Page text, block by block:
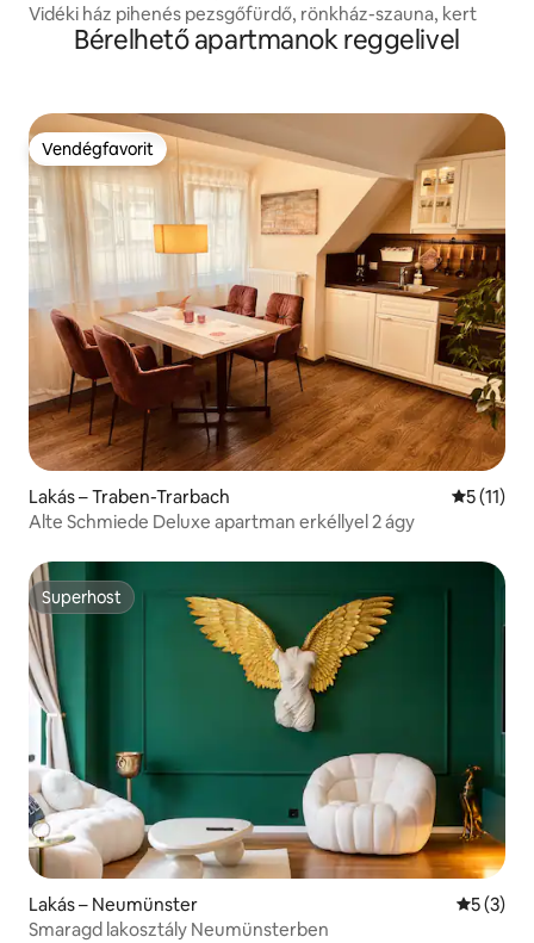
Vidéki ház pihenés pezsgőfürdő, rönkház-szauna, kert
Bérelhető apartmanok reggelivel
Vendégfavorit
Vendégfavorit
Lakás – Traben-Trarbach Átlagos
5 (11)
Alte Schmiede Deluxe apartman erkéllyel 2 ágy
Superhost
Superhost
Lakás – Neumünster Átlagos
5 (3)
Smaragd lakosztály Neumünsterben